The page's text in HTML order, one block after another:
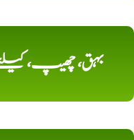
بہق، چھیپ،